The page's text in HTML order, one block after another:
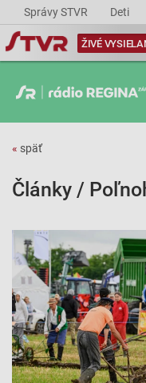
Správy STVR Deti
ŽIVÉ
« späť
Články /